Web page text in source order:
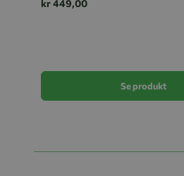
kr 449,00
Se produkt